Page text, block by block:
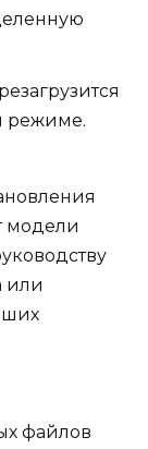
режиме.
модели
или
файлов